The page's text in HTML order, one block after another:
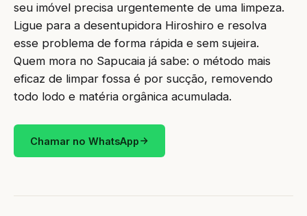
seu imóvel precisa urgentemente de uma limpeza.
Ligue para a desentupidora Hiroshiro e resolva
esse problema de forma rápida e sem sujeira.
Quem mora no Sapucaia já sabe: o método mais
eficaz de limpar fossa é por sucção, removendo
todo lodo e matéria orgânica acumulada.
Chamar no WhatsApp